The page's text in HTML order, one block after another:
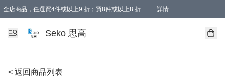
全店商品，任選買4件或以上9 折；買8件或以上8 折 詳情
新會員首次購物即享全單 95 折優惠！
購物滿198, 全單免運
Seko 思高
< 返回商品列表